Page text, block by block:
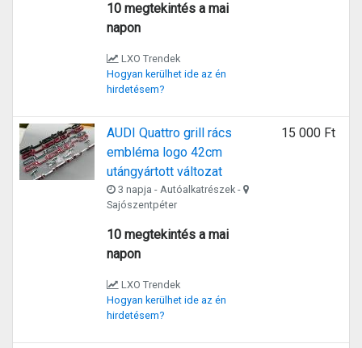
10 megtekintés a mai
napon
LXO Trendek
Hogyan kerülhet ide az én
hirdetésem?
AUDI Quattro grill rács
embléma logo 42cm
utángyártott változat
3 napja - Autóalkatrészek -
Sajószentpéter
10 megtekintés a mai
napon
LXO Trendek
Hogyan kerülhet ide az én
hirdetésem?
15 000 Ft